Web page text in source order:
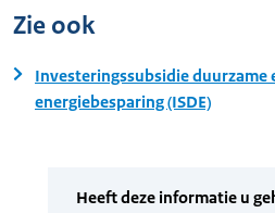
Zie ook
Investeringssubsidie duurzame
energiebesparing (ISDE)